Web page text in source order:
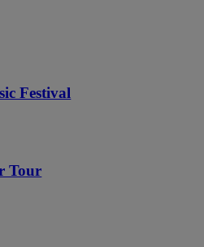
Festival
Tour